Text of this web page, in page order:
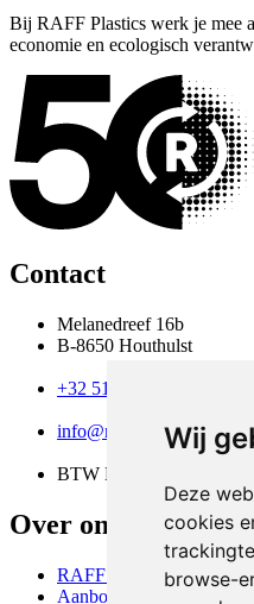
Wij
Deze
cookies
browse-
Bij RAFF Plastics werk je mee
economie en ecologisch
Contact
Melanedreef 16b
B-8650 Houthulst
+32 51 61 05 00
info@raffplastics.be
BTW BE 0462 433 642
Over ons
RAFF Plastics
Aanbod kunststoffen